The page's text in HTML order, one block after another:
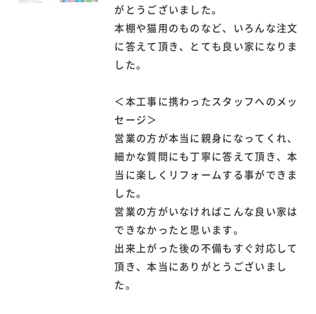
がとうございました。
本棚や猫用のものなど、いろんな注文
に答えて頂き、とても良い家になりま
した。
＜本工事に携わったスタッフへのメッ
セージ＞
営業の方が本当に親身になってくれ、
細かな質問にも丁寧に答えて頂き、本
当に楽しくリフォームする事ができま
した。
営業の方がいなければこんな良い家は
できなかったと思います。
出来上がった後の不備もすぐ対応して
頂き、本当にありがとうございまし
た。